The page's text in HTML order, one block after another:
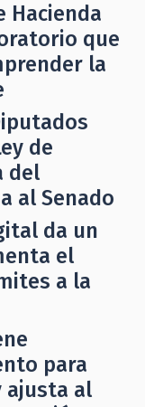
Hacienda
que
la
de
del
al Senado
da un
el
a la
para
ajusta al